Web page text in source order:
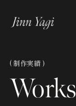
( 制作実績 )
Works